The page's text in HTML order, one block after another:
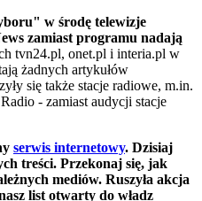
w środę telewizje
zamiast programu nadają
tvn24.pl, onet.pl i interia.pl w
żadnych artykułów
się także stacje radiowe, m.in.
- zamiast audycji stacje
serwis internetowy. Dzisiaj
treści. Przekonaj się, jak
mediów. Ruszyła akcja
list otwarty do władz